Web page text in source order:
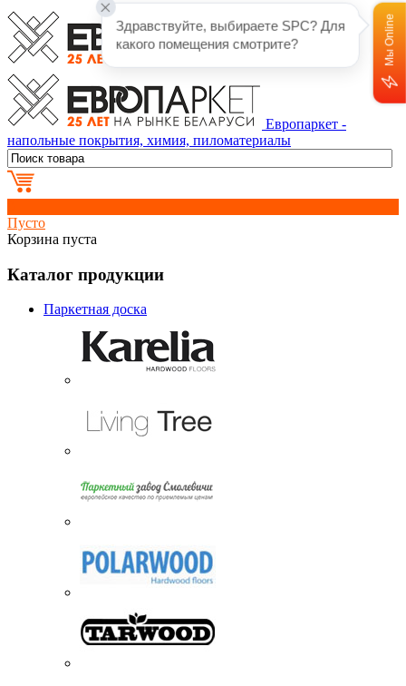
Европаркет -
напольные покрытия, химия, пиломатериалы
Пусто
Корзина пуста
Каталог продукции
Паркетная доска
Здравствуйте, выбираете SPC? Для
какого помещения смотрите?
Мы Online